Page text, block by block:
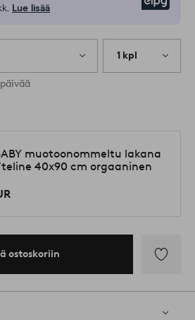
Lue lisää
1 kpl
muotoonommeltu lakana
40x90 cm orgaaninen
ostoskoriin